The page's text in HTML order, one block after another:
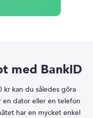
med BankID
kr kan du således göra
dator eller en telefon
har en mycket enkel